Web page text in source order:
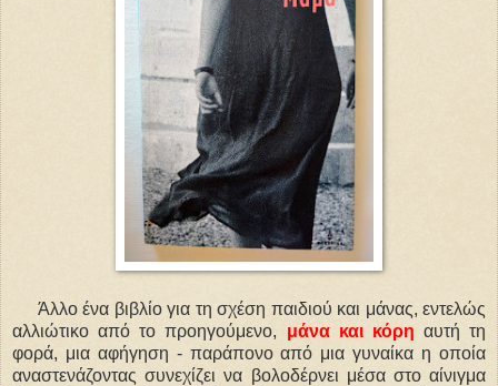
Άλλο ένα βιβλίο για τη σχέση παιδιού και μάνας, εντελώς
αλλιώτικο από το προηγούμενο, μάνα και κόρη αυτή τη
φορά, μια αφήγηση - παράπονο από μια γυναίκα η οποία
αναστενάζοντας συνεχίζει να βολοδέρνει μέσα στο αίνιγμα